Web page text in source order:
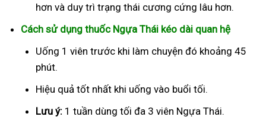
hơn và duy trì trạng thái cương cứng lâu hơn.
Cách sử dụng thuốc Ngựa Thái kéo dài quan hệ
Uống 1 viên trước khi làm chuyện đó khoảng 45
phút.
Hiệu quả tốt nhất khi uống vào buổi tối.
Lưu ý: 1 tuần dùng tối đa 3 viên Ngựa Thái.